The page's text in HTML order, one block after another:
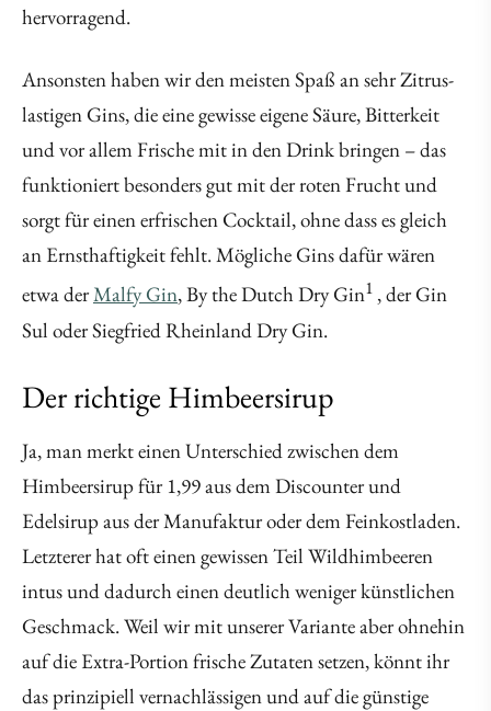
hervorragend.
Ansonsten haben wir den meisten Spaß an sehr Zitrus-
lastigen Gins, die eine gewisse eigene Säure, Bitterkeit
und vor allem Frische mit in den Drink bringen – das
funktioniert besonders gut mit der roten Frucht und
sorgt für einen erfrischen Cocktail, ohne dass es gleich
an Ernsthaftigkeit fehlt. Mögliche Gins dafür wären
etwa derMalfy Gin, By the Dutch Dry Gin1 , der Gin
Sul oder Siegfried Rheinland Dry Gin.
Der richtige Himbeersirup
Ja, man merkt einen Unterschied zwischen dem
Himbeersirup für 1,99 aus dem Discounter und
Edelsirup aus der Manufaktur oder dem Feinkostladen.
Letzterer hat oft einen gewissen Teil Wildhimbeeren
intus und dadurch einen deutlich weniger künstlichen
Geschmack. Weil wir mit unserer Variante aber ohnehin
auf die Extra-Portion frische Zutaten setzen, könnt ihr
das prinzipiell vernachlässigen und auf die günstige